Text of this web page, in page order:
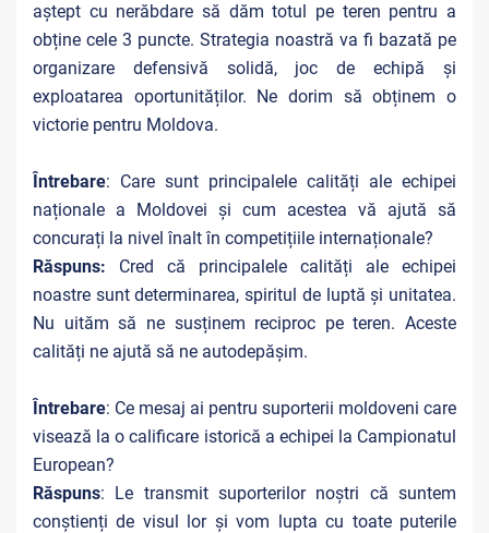
aștept cu nerăbdare să dăm totul pe teren pentru a
obține cele 3 puncte. Strategia noastră va fi bazată pe
organizare defensivă solidă, joc de echipă și
exploatarea oportunităților. Ne dorim să obținem o
victorie pentru Moldova.
Întrebare: Care sunt principalele calități ale echipei
naționale a Moldovei și cum acestea vă ajută să
concurați la nivel înalt în competițiile internaționale?
Răspuns: Cred că principalele calități ale echipei
noastre sunt determinarea, spiritul de luptă și unitatea.
Nu uităm să ne susținem reciproc pe teren. Aceste
calități ne ajută să ne autodepășim.
Întrebare: Ce mesaj ai pentru suporterii moldoveni care
visează la o calificare istorică a echipei la Campionatul
European?
Răspuns: Le transmit suporterilor noștri că suntem
conștienți de visul lor și vom lupta cu toate puterile